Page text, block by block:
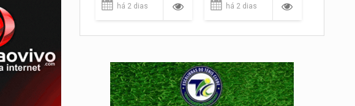
há 2 dias há 2 dias